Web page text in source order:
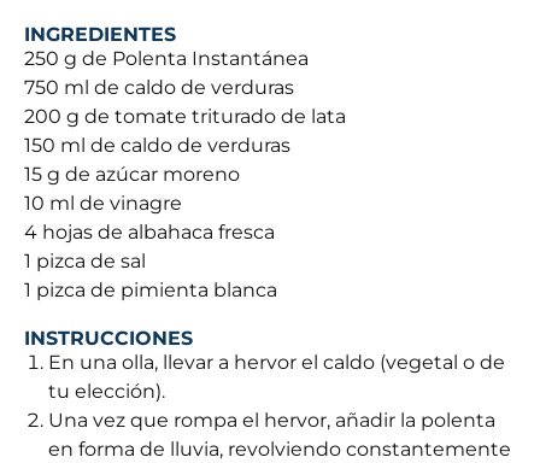
INGREDIENTES
250 g de Polenta Instantánea
750 ml de caldo de verduras
200 g de tomate triturado de lata
150 ml de caldo de verduras
15 g de azúcar moreno
10 ml de vinagre
4 hojas de albahaca fresca
1 pizca de sal
1 pizca de pimienta blanca
INSTRUCCIONES
En una olla, llevar a hervor el caldo (vegetal o de
tu elección).
Una vez que rompa el hervor, añadir la polenta
en forma de lluvia, revolviendo constantemente